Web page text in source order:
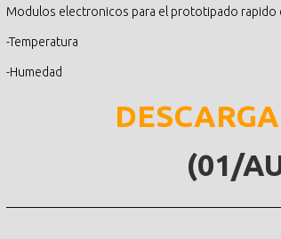
Modulos electronicos para el prototipado rapido
-Temperatura
-Humedad
(01/